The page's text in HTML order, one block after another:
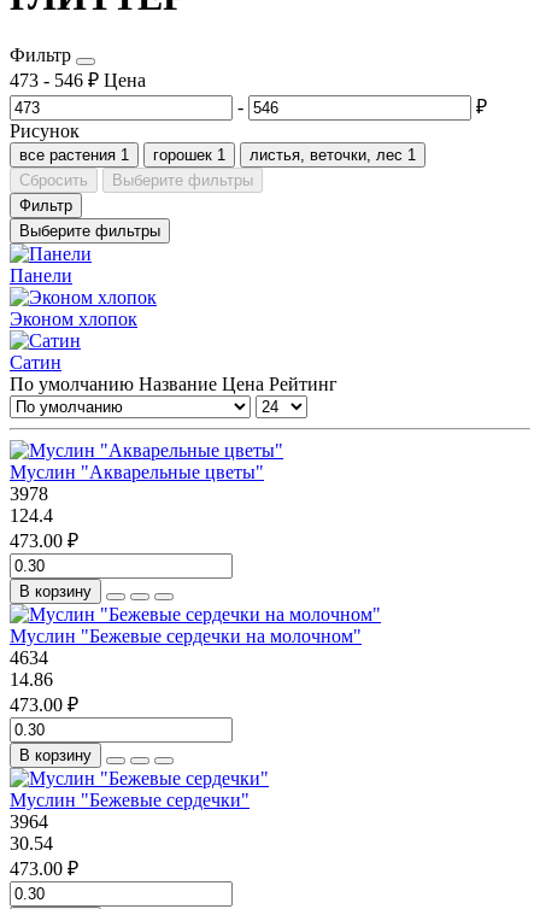
Фильтр
473 - 546 ₽ Цена
-
₽
Рисунок
все растения 1 горошек 1 листья, веточки, лес 1
Сбросить
Выберите фильтры
Фильтр
Выберите фильтры
Панели
Эконом хлопок
Сатин
По умолчанию Название Цена Рейтинг
Муслин "Акварельные цветы"
3978
124.4
473.00 ₽
В корзину
Муслин "Бежевые сердечки на молочном"
4634
14.86
473.00 ₽
В корзину
Муслин "Бежевые сердечки"
3964
30.54
473.00 ₽